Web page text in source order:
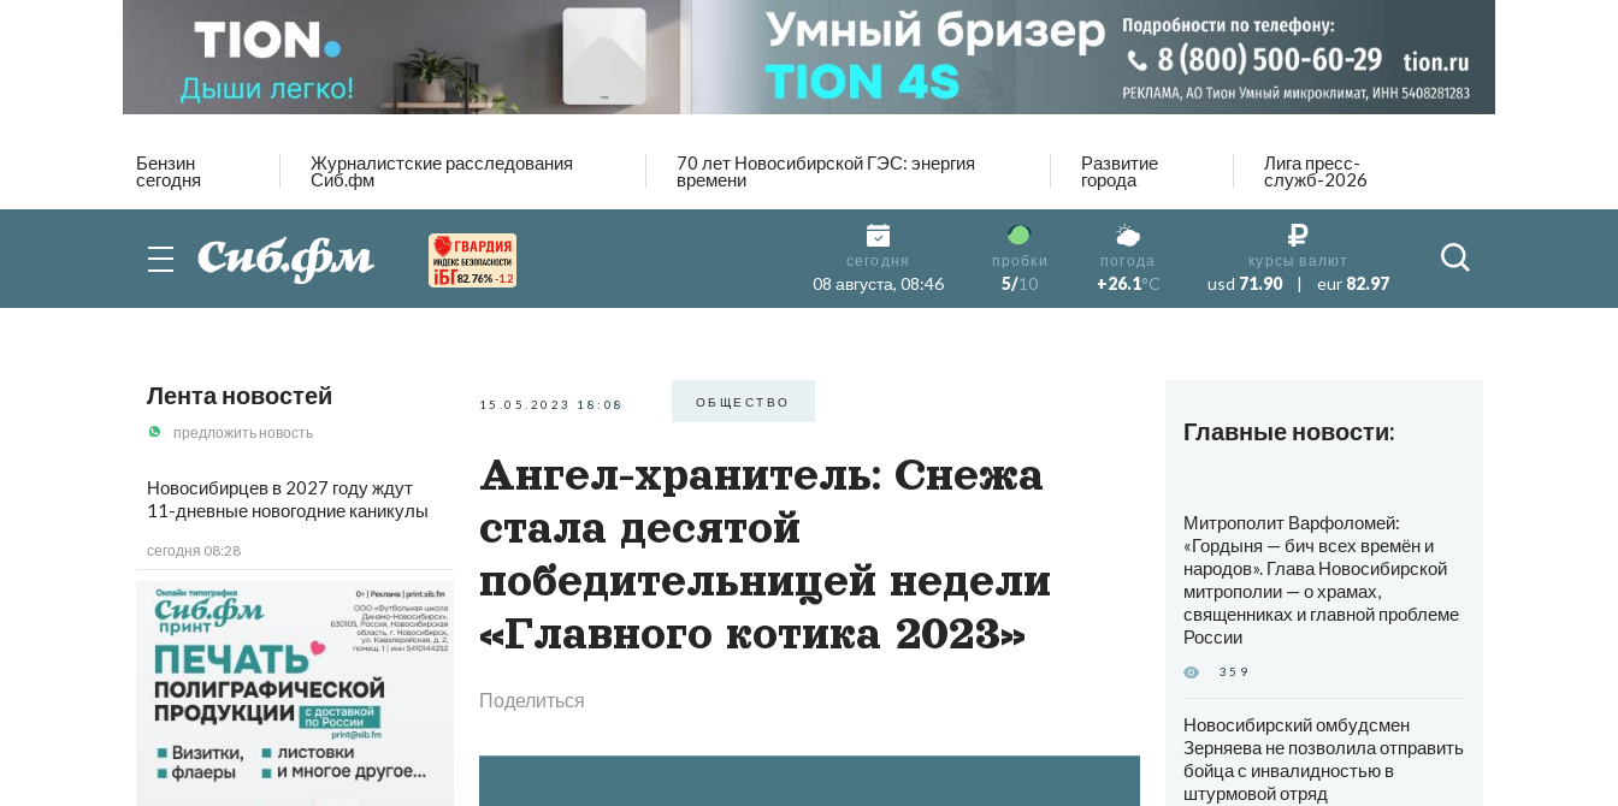
Бензин
сегодня
Журналистские расследования
Сиб.фм
70 лет Новосибирской ГЭС: энергия
времени
Развитие
города
Лига пресс-
служб-2026
82.76% -1.2
сегодня
08 августа, 08:46
пробки
5/10
погода
+26.1°C
курсы валют
usd 71.90 | eur 82.97
Лента новостей
предложить новость
Новосибирцев в 2027 году ждут
11-дневные новогодние каникулы
сегодня 08:28
15.05.2023 18:08 ОБЩЕСТВО
Ангел-хранитель: Снежа
стала десятой
победительницей недели
«Главного котика 2023»
Поделиться
Главные новости:
Митрополит Варфоломей:
«Гордыня — бич всех времён и
народов». Глава Новосибирской
митрополии — о храмах,
священниках и главной проблеме
России
359
Новосибирский омбудсмен
Зерняева не позволила отправить
бойца с инвалидностью в
штурмовой отряд